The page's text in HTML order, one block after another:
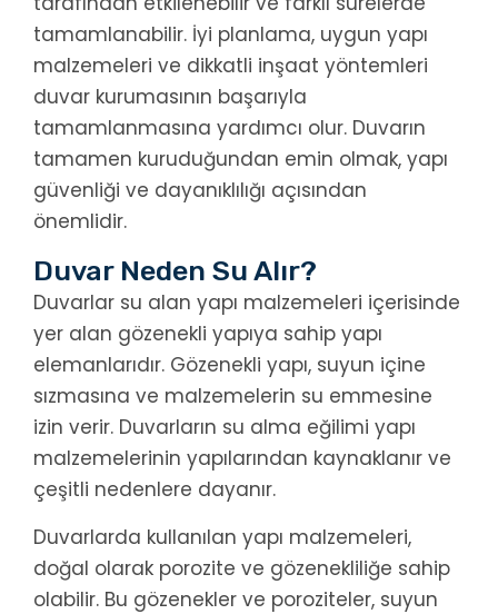
tamamlanabilir. İyi planlama, uygun yapı
malzemeleri ve dikkatli inşaat yöntemleri
duvar kurumasının başarıyla
tamamlanmasına yardımcı olur. Duvarın
tamamen kuruduğundan emin olmak, yapı
güvenliği ve dayanıklılığı açısından
önemlidir.
Duvar Neden Su Alır?
Duvarlar su alan yapı malzemeleri içerisinde
yer alan gözenekli yapıya sahip yapı
elemanlarıdır. Gözenekli yapı, suyun içine
sızmasına ve malzemelerin su emmesine
izin verir. Duvarların su alma eğilimi yapı
malzemelerinin yapılarından kaynaklanır ve
çeşitli nedenlere dayanır.
Duvarlarda kullanılan yapı malzemeleri,
doğal olarak porozite ve gözenekliliğe sahip
olabilir. Bu gözenekler ve poroziteler, suyun